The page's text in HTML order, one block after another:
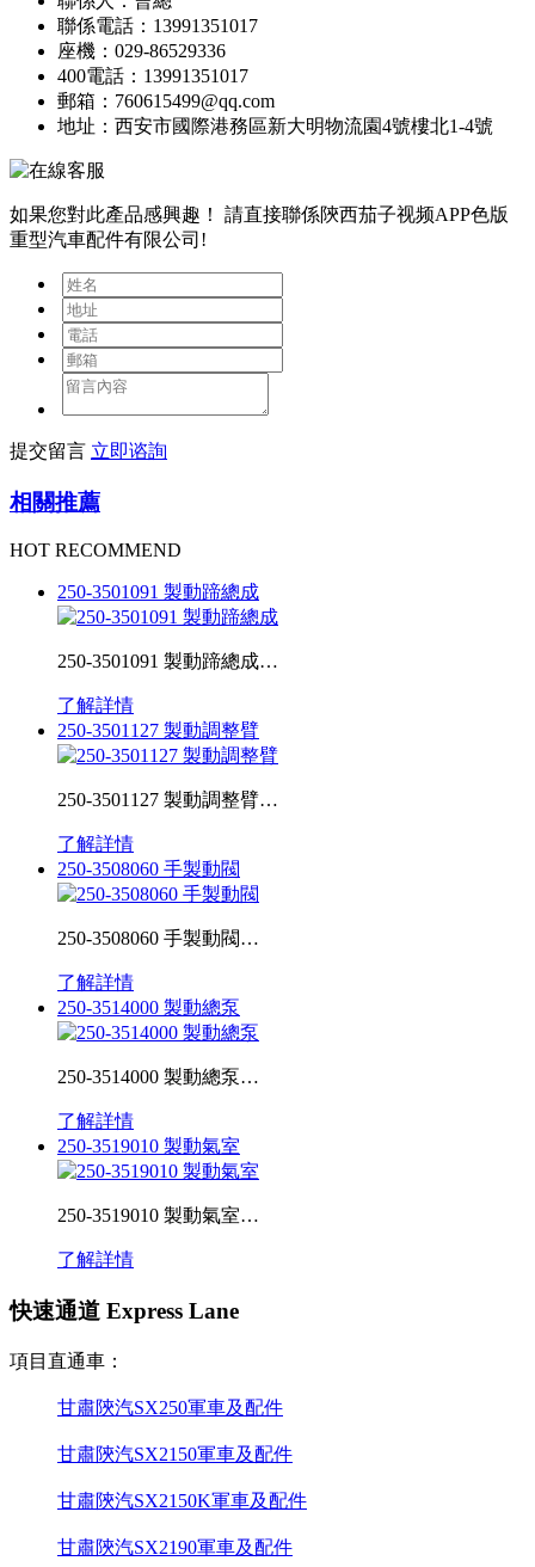
聯係電話：13991351017
座機：029-86529336
400電話：13991351017
郵箱：760615499@qq.com
地址：西安市國際港務區新大明物流園4號樓北1-4號
如果您對此產品感興趣！
請直接聯係陝西茄子视频APP色版
重型汽車配件有限公司!
提交留言 立即谘詢
相關推薦
HOT RECOMMEND
250-3501091 製動蹄總成
250-3501091 製動蹄總成…
了解詳情
250-3501127 製動調整臂
250-3501127 製動調整臂…
了解詳情
250-3508060 手製動閥
250-3508060 手製動閥…
了解詳情
250-3514000 製動總泵
250-3514000 製動總泵…
了解詳情
250-3519010 製動氣室
250-3519010 製動氣室…
了解詳情
快速通道 Express Lane
項目直通車：
甘肅陝汽SX250軍車及配件
甘肅陝汽SX2150軍車及配件
甘肅陝汽SX2150K軍車及配件
甘肅陝汽SX2190軍車及配件